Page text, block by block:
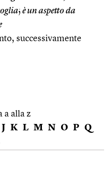
; è un aspetto da
successivamente
a alla z
J K L M N O P Q